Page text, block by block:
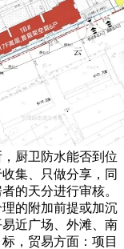
，厨卫防水能否到位
集、只做分享，同
的天分进行审核。
的附加前提或加沉
近广场、外滩、南
，贸易方面：项目